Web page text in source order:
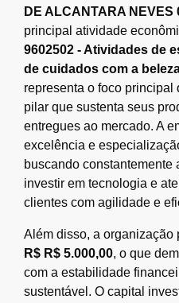
DE ALCANTARA NEVES
principal atividade
9602502 - Atividades de
de cuidados com a
representa o foco principal
pilar que sustenta seus
entregues ao mercado. A
excelência e
buscando constantemente
investir em tecnologia e
clientes com agilidade e
Além disso, a
R$ R$ 5.000,00, o que
com a estabilidade
sustentável. O capital